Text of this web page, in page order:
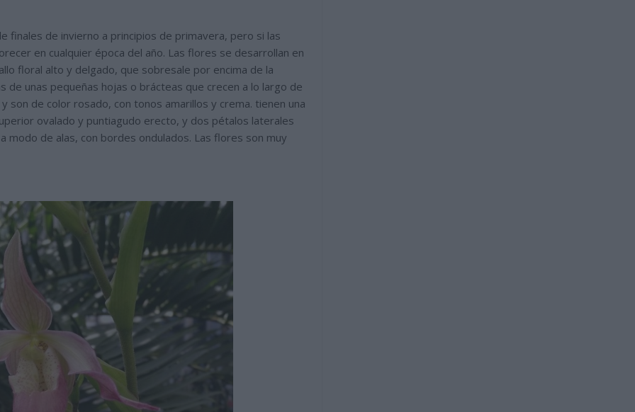
finales de invierno a principios de primavera, pero si las
en cualquier época del año. Las flores se desarrollan en
floral alto y delgado, que sobresale por encima de la
de unas pequeñas hojas o brácteas que crecen a lo largo de
son de color rosado, con tonos amarillos y crema. tienen una
ovalado y puntiagudo erecto, y dos pétalos laterales
modo de alas, con bordes ondulados. Las flores son muy